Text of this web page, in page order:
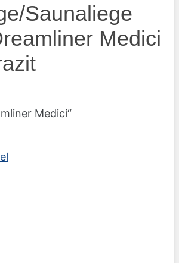
Saunaliege
Medici
Medici“